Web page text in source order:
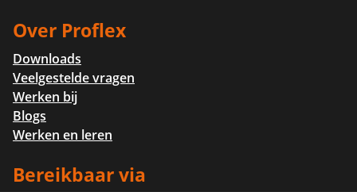
Over Proflex
Downloads
Veelgestelde vragen
Werken bij
Blogs
Werken en leren
Bereikbaar via